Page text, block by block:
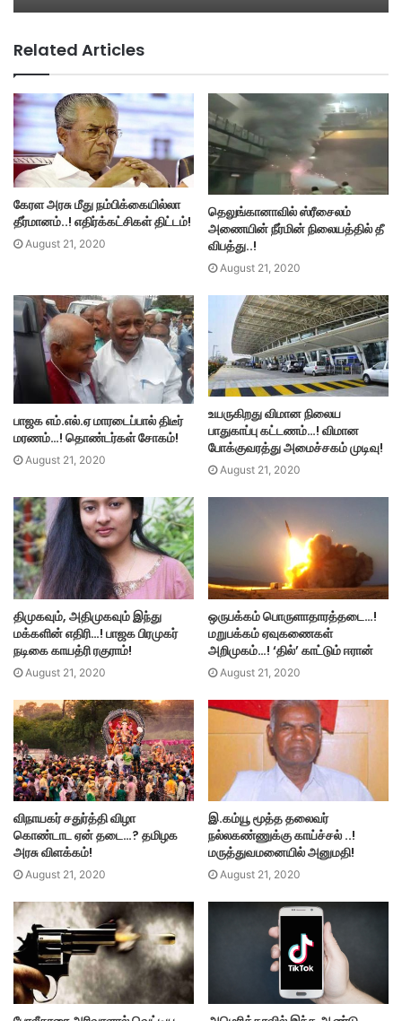
Related Articles
கேரள அரசு மீது நம்பிக்கையில்லா
தீர்மானம்..! எதிர்க்கட்சிகள் திட்டம்!
August 21, 2020
தெலுங்கானாவில் ஸ்ரீசைலம்
அணையின் நீர்மின் நிலையத்தில் தீ
விபத்து..!
August 21, 2020
பாஜக எம்.எல்.ஏ மாரடைப்பால் திடீர்
மரணம்…! தொண்டர்கள் சோகம்!
August 21, 2020
உயருகிறது விமான நிலைய
பாதுகாப்பு கட்டணம்…! விமான
போக்குவரத்து அமைச்சகம் முடிவு!
August 21, 2020
திமுகவும், அதிமுகவும் இந்து
மக்களின் எதிரி…! பாஜக பிரமுகர்
நடிகை காயத்ரி ரகுராம்!
August 21, 2020
ஒருபக்கம் பொருளாதாரத்தடை…!
மறுபக்கம் ஏவுகணைகள்
அறிமுகம்…! ‘தில்’ காட்டும் ஈரான்
August 21, 2020
விநாயகர் சதுர்த்தி விழா
கொண்டாட ஏன் தடை…? தமிழக
அரசு விளக்கம்!
August 21, 2020
இ.கம்யூ மூத்த தலைவர்
நல்லகண்ணுக்கு காய்ச்சல் ..!
மருத்துவமனையில் அனுமதி!
August 21, 2020